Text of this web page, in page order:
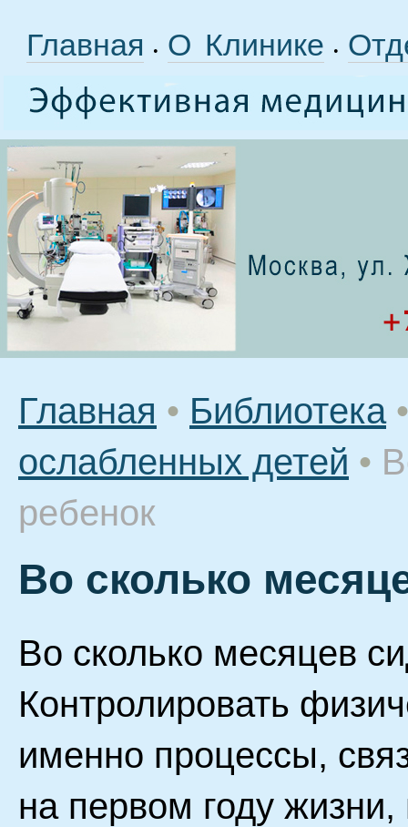
Главная • О Клинике •
Главная • Библиотека •
ослабленных детей •
ребенок
Во сколько
Во сколько месяцев
Контролировать
именно процессы,
на первом году